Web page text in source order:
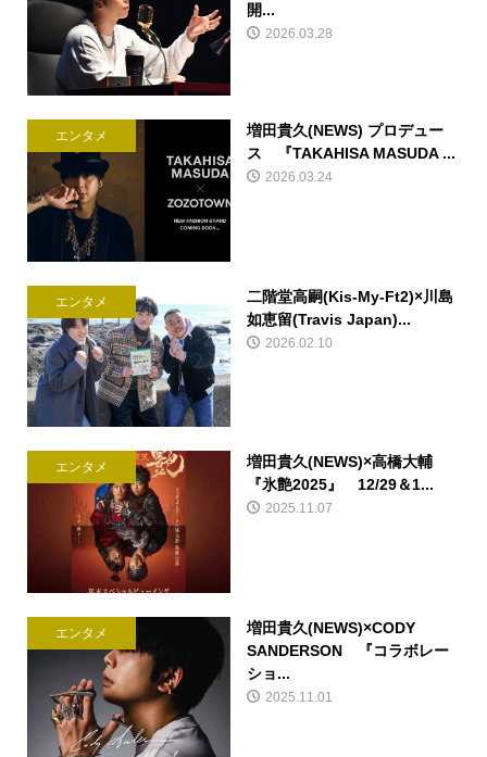
開...
2026.03.28
エンタメ
増田貴久(NEWS) プロデュー
ス 『TAKAHISA MASUDA ...
2026.03.24
エンタメ
二階堂高嗣(Kis-My-Ft2)×川島
如恵留(Travis Japan)...
2026.02.10
エンタメ
増田貴久(NEWS)×高橋大輔
『氷艶2025』 12/29＆1...
2025.11.07
エンタメ
増田貴久(NEWS)×CODY
SANDERSON 『コラボレー
ショ...
2025.11.01